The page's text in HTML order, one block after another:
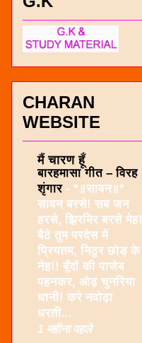
CHARAN
WEBSITE
मैं चारण हूँ
बारहमासा गीत – विरह
शृंगार - *॥सावन॥*
सावन बरसे! सब जन
हरसे, झिरमिर बरसे मेह!
बैठे तुम परदेस में
प्रियतम, निठुर छोड़ के
नेह!! बूँदों की पाजेब
पहनकर, ओढ़ चुनरिया
धानी! करे नवोढ़ा
धरती...
1 महीना पहले